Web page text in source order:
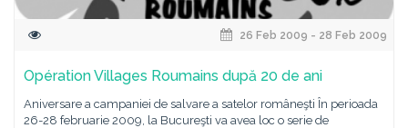
26 Feb 2009 - 28 Feb 2009
Opération Villages Roumains după 20 de ani
Aniversare a campaniei de salvare a satelor româneşti În perioada
26-28 februarie 2009, la Bucureşti va avea loc o serie de